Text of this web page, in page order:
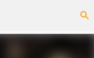
principal